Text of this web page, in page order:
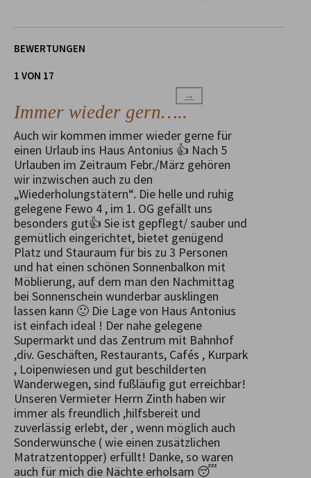
BEWERTUNGEN
1 VON 17
→
Immer wieder gern…..
Auch wir kommen immer wieder gerne für
einen Urlaub ins Haus Antonius 👍 Nach 5
Urlauben im Zeitraum Febr./März gehören
wir inzwischen auch zu den
„Wiederholungstätern“. Die helle und ruhig
gelegene Fewo 4 , im 1. OG gefällt uns
besonders gut👍 Sie ist gepflegt/ sauber und
gemütlich eingerichtet, bietet genügend
Platz und Stauraum für bis zu 3 Personen
und hat einen schönen Sonnenbalkon mit
Möblierung, auf dem man den Nachmittag
bei Sonnenschein wunderbar ausklingen
lassen kann 🙂 Die Lage von Haus Antonius
ist einfach ideal ! Der nahe gelegene
Supermarkt und das Zentrum mit Bahnhof
,div. Geschäften, Restaurants, Cafés , Kurpark
, Loipenwiesen und gut beschilderten
Wanderwegen, sind fußläufig gut erreichbar!
Unseren Vermieter Herrn Zinth haben wir
immer als freundlich ,hilfsbereit und
zuverlässig erlebt, der , wenn möglich auch
Sonderwünsche ( wie einen zusätzlichen
Matratzentopper) erfüllt! Danke, so waren
auch für mich die Nächte erholsam 😴